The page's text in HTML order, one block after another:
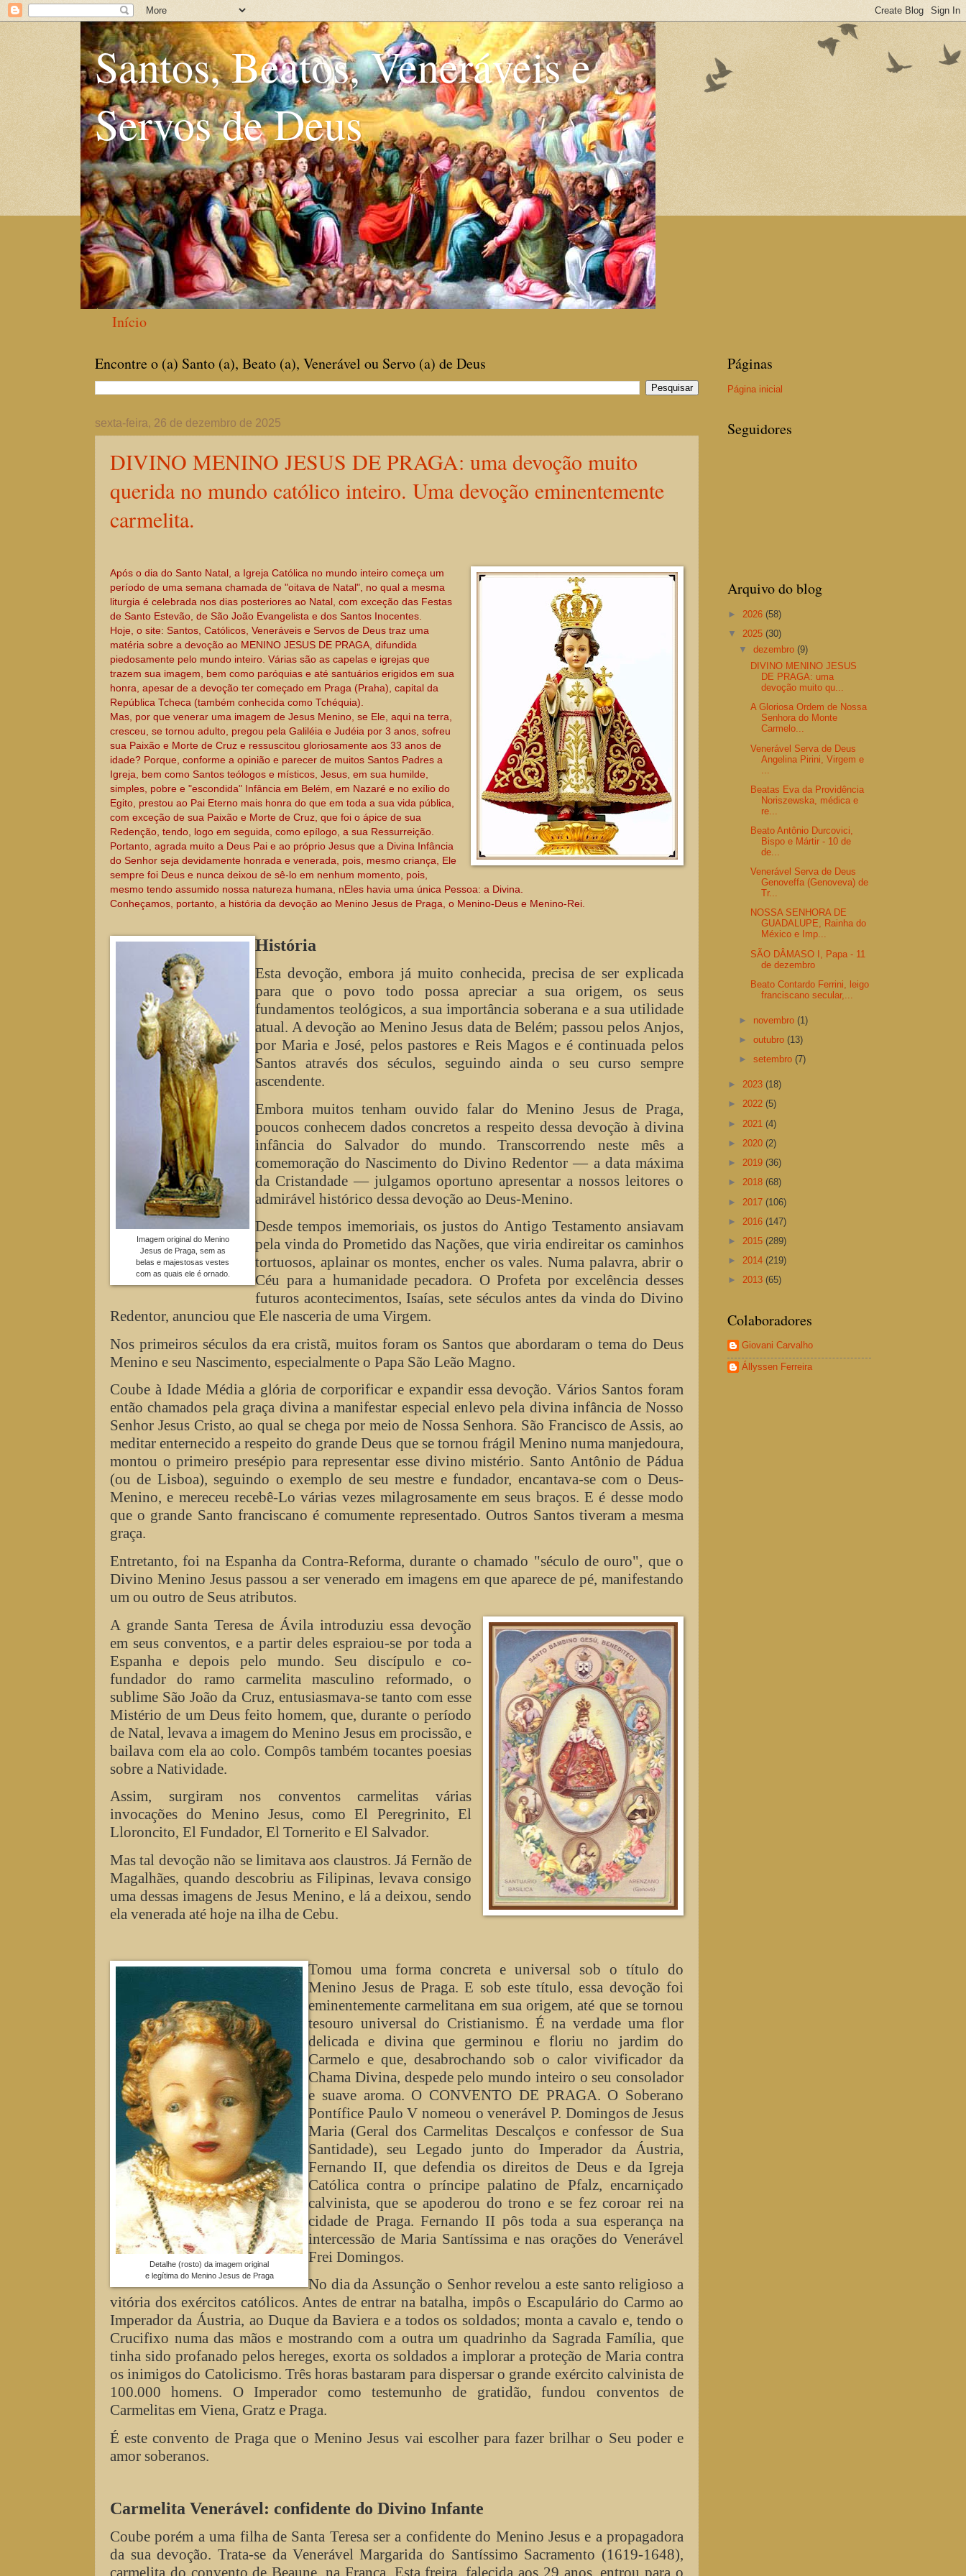
Santos, Beatos, Veneráveis e
Servos de Deus
Início
Encontre o (a) Santo (a), Beato (a), Venerável ou Servo (a) de Deus
sexta-feira, 26 de dezembro de 2025
DIVINO MENINO JESUS DE PRAGA: uma devoção muito
querida no mundo católico inteiro. Uma devoção eminentemente
carmelita.
Após o dia do Santo Natal, a Igreja Católica no mundo inteiro começa um
período de uma semana chamada de "oitava de Natal", no qual a mesma
liturgia é celebrada nos dias posteriores ao Natal, com exceção das Festas
de Santo Estevão, de São João Evangelista e dos Santos Inocentes.
Hoje, o site: Santos, Católicos, Veneráveis e Servos de Deus traz uma
matéria sobre a devoção ao MENINO JESUS DE PRAGA, difundida
piedosamente pelo mundo inteiro. Várias são as capelas e igrejas que
trazem sua imagem, bem como paróquias e até santuários erigidos em sua
honra, apesar de a devoção ter começado em Praga (Praha), capital da
República Tcheca (também conhecida como Tchéquia).
Mas, por que venerar uma imagem de Jesus Menino, se Ele, aqui na terra,
cresceu, se tornou adulto, pregou pela Galiléia e Judéia por 3 anos, sofreu
sua Paixão e Morte de Cruz e ressuscitou gloriosamente aos 33 anos de
idade? Porque, conforme a opinião e parecer de muitos Santos Padres a
Igreja, bem como Santos teólogos e místicos, Jesus, em sua humilde,
simples, pobre e "escondida" Infância em Belém, em Nazaré e no exílio do
Egito, prestou ao Pai Eterno mais honra do que em toda a sua vida pública,
com exceção de sua Paixão e Morte de Cruz, que foi o ápice de sua
Redenção, tendo, logo em seguida, como epílogo, a sua Ressurreição.
Portanto, agrada muito a Deus Pai e ao próprio Jesus que a Divina Infância
do Senhor seja devidamente honrada e venerada, pois, mesmo criança, Ele
sempre foi Deus e nunca deixou de sê-lo em nenhum momento, pois,
mesmo tendo assumido nossa natureza humana, nEles havia uma única Pessoa: a Divina.
Conheçamos, portanto, a história da devoção ao Menino Jesus de Praga, o Menino-Deus e Menino-Rei.
Imagem original do Menino
Jesus de Praga, sem as
belas e majestosas vestes
com as quais ele é ornado.
História
Esta devoção, embora já muito conhecida, precisa de ser explicada
para que o povo todo possa apreciar a sua origem, os seus
fundamentos teológicos, a sua importância soberana e a sua utilidade
atual. A devoção ao Menino Jesus data de Belém; passou pelos Anjos,
por Maria e José, pelos pastores e Reis Magos e é continuada pelos
Santos através dos séculos, seguindo ainda o seu curso sempre
ascendente.
Embora muitos tenham ouvido falar do Menino Jesus de Praga,
poucos conhecem dados concretos a respeito dessa devoção à divina
infância do Salvador do mundo. Transcorrendo neste mês a
comemoração do Nascimento do Divino Redentor — a data máxima
da Cristandade — julgamos oportuno apresentar a nossos leitores o
admirável histórico dessa devoção ao Deus-Menino.
Desde tempos imemoriais, os justos do Antigo Testamento ansiavam
pela vinda do Prometido das Nações, que viria endireitar os caminhos
tortuosos, aplainar os montes, encher os vales. Numa palavra, abrir o
Céu para a humanidade pecadora. O Profeta por excelência desses
futuros acontecimentos, Isaías, sete séculos antes da vinda do Divino
Redentor, anunciou que Ele nasceria de uma Virgem.
Nos primeiros séculos da era cristã, muitos foram os Santos que abordaram o tema do Deus
Menino e seu Nascimento, especialmente o Papa São Leão Magno.
Coube à Idade Média a glória de corporificar e expandir essa devoção. Vários Santos foram
então chamados pela graça divina a manifestar especial enlevo pela divina infância de Nosso
Senhor Jesus Cristo, ao qual se chega por meio de Nossa Senhora. São Francisco de Assis, ao
meditar enternecido a respeito do grande Deus que se tornou frágil Menino numa manjedoura,
montou o primeiro presépio para representar esse divino mistério. Santo Antônio de Pádua
(ou de Lisboa), seguindo o exemplo de seu mestre e fundador, encantava-se com o Deus-
Menino, e mereceu recebê-Lo várias vezes milagrosamente em seus braços. E é desse modo
que o grande Santo franciscano é comumente representado. Outros Santos tiveram a mesma
graça.
Entretanto, foi na Espanha da Contra-Reforma, durante o chamado "século de ouro", que o
Divino Menino Jesus passou a ser venerado em imagens em que aparece de pé, manifestando
um ou outro de Seus atributos.
A grande Santa Teresa de Ávila introduziu essa devoção
em seus conventos, e a partir deles espraiou-se por toda a
Espanha e depois pelo mundo. Seu discípulo e co-
fundador do ramo carmelita masculino reformado, o
sublime São João da Cruz, entusiasmava-se tanto com esse
Mistério de um Deus feito homem, que, durante o período
de Natal, levava a imagem do Menino Jesus em procissão, e
bailava com ela ao colo. Compôs também tocantes poesias
sobre a Natividade.
Assim, surgiram nos conventos carmelitas várias
invocações do Menino Jesus, como El Peregrinito, El
Lloroncito, El Fundador, El Tornerito e El Salvador.
Mas tal devoção não se limitava aos claustros. Já Fernão de
Magalhães, quando descobriu as Filipinas, levava consigo
uma dessas imagens de Jesus Menino, e lá a deixou, sendo
ela venerada até hoje na ilha de Cebu.
Detalhe (rosto) da imagem original
e legítima do Menino Jesus de Praga
Tomou uma forma concreta e universal sob o título do
Menino Jesus de Praga. E sob este título, essa devoção foi
eminentemente carmelitana em sua origem, até que se tornou
tesouro universal do Cristianismo. É na verdade uma flor
delicada e divina que germinou e floriu no jardim do
Carmelo e que, desabrochando sob o calor vivificador da
Chama Divina, despede pelo mundo inteiro o seu consolador
e suave aroma. O CONVENTO DE PRAGA. O Soberano
Pontífice Paulo V nomeou o venerável P. Domingos de Jesus
Maria (Geral dos Carmelitas Descalços e confessor de Sua
Santidade), seu Legado junto do Imperador da Áustria,
Fernando II, que defendia os direitos de Deus e da Igreja
Católica contra o príncipe palatino de Pfalz, encarniçado
calvinista, que se apoderou do trono e se fez coroar rei na
cidade de Praga. Fernando II pôs toda a sua esperança na
intercessão de Maria Santíssima e nas orações do Venerável
Frei Domingos.
No dia da Assunção o Senhor revelou a este santo religioso a
vitória dos exércitos católicos. Antes de entrar na batalha, impôs o Escapulário do Carmo ao
Imperador da Áustria, ao Duque da Baviera e a todos os soldados; monta a cavalo e, tendo o
Crucifixo numa das mãos e mostrando com a outra um quadrinho da Sagrada Família, que
tinha sido profanado pelos hereges, exorta os soldados a implorar a proteção de Maria contra
os inimigos do Catolicismo. Três horas bastaram para dispersar o grande exército calvinista de
100.000 homens. O Imperador como testemunho de gratidão, fundou conventos de
Carmelitas em Viena, Gratz e Praga.
É este convento de Praga que o Menino Jesus vai escolher para fazer brilhar o Seu poder e
amor soberanos.
Carmelita Venerável: confidente do Divino Infante
Coube porém a uma filha de Santa Teresa ser a confidente do Menino Jesus e a propagadora
da sua devoção. Trata-se da Venerável Margarida do Santíssimo Sacramento (1619-1648),
carmelita do convento de Beaune, na França. Esta freira, falecida aos 29 anos, entrou para o
Páginas
Página inicial
Seguidores
Arquivo do blog
► 2026 (58)
▼ 2025 (30)
▼dezembro(9)
DIVINO MENINO JESUS
DE PRAGA: uma
devoção muito qu...
A Gloriosa Ordem de Nossa
Senhora do Monte
Carmelo...
Venerável Serva de Deus
Angelina Pirini, Virgem e
Beatas Eva da Providência
Noriszewska, médica e
re...
Beato Antônio Durcovici,
Bispo e Mártir - 10 de
de...
Venerável Serva de Deus
Genoveffa (Genoveva) de
Tr...
NOSSA SENHORA DE
GUADALUPE, Rainha do
México e Imp...
SÃO DÂMASO I, Papa - 11
de dezembro
Beato Contardo Ferrini, leigo
franciscano secular,...
► novembro(1)
►outubro(13)
►setembro(7)
► 2023 (18)
► 2022 (5)
► 2021 (4)
► 2020 (2)
► 2019 (36)
► 2018 (68)
► 2017 (106)
► 2016 (147)
► 2015 (289)
► 2014 (219)
► 2013 (65)
Colaboradores
Giovani Carvalho
Állyssen Ferreira